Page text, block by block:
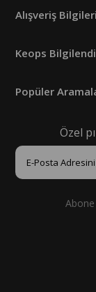
Alışveriş Bilgileri
Keops
Popüler
Özel
Abone